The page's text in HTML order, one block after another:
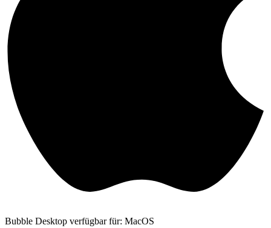
Bubble Desktop verfügbar für: MacOS